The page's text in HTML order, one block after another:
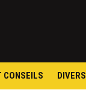
CONSEILS DIVERS